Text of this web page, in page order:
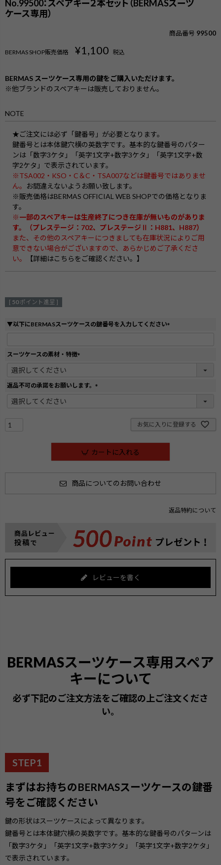
検索
No.99500：スペアキー２本セット（BERMASスーツ
ケース専用）
商品番号 99500
BERMAS SHOP販売価格 ¥1,100 税込
BERMAS スーツケース専用の鍵をご購入いただけます。
※他ブランドのスペアキーは販売しておりません。
NOTE
★ご注文には必ず「鍵番号」が必要となります。
鍵番号とは本体鍵穴横の英数字です。基本的な鍵番号のパター
ンは「数字3ケタ」「英字1文字+数字3ケタ」「英字1文字+数
字2ケタ」で表示されています。
※TSA002・KSO・C＆C・TSA007などは鍵番号ではありませ
ん。
お間違えないようお願い致します。
※販売価格はBERMAS OFFICIAL WEB SHOPでの価格となりま
す。
※一部のスペアキーは生産終了につき在庫が無いものがありま
す。（プレステージ：702、プレステージⅡ：H881、H887）
また、その他のスペアキーにつきましても在庫状況によりご用
意できない場合がございますので、あらかじめご了承くださ
い。
【詳細はこちらをご確認ください。】
[ 50 ポイント進呈 ]
▼以下にBERMASスーツケースの鍵番号を入力してください
スーツケースの素材・特徴
須
返品不可の承諾をお願いします。
お気に入りに登録する
カートに入れる
商品についてのお問い合わせ
返品特約について
レビューを書く
BERMASスーツケース専用スペア
キーについて
必ず下記のご注文方法をご確認の上ご注文くださ
い。
STEP1
まずはお持ちのBERMASスーツケースの鍵番
号をご確認ください
鍵の形状はスーツケースによって異なります。
鍵番号とは本体鍵穴横の英数字です。基本的な鍵番号のパターンは
「数字3ケタ」「英字1文字+数字3ケタ」「英字1文字+数字2ケタ」
で表示されています。